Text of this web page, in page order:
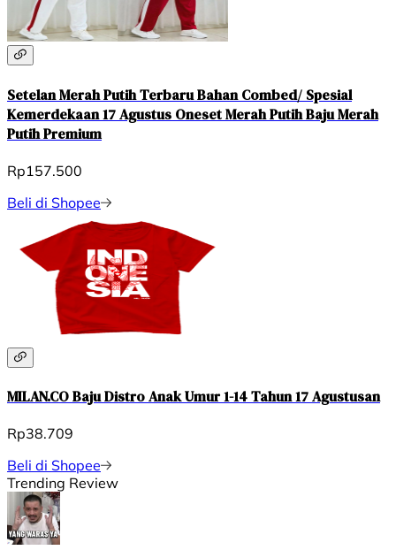
Setelan Merah Putih Terbaru Bahan Combed/ Spesial
Kemerdekaan 17 Agustus Oneset Merah Putih Baju Merah
Putih Premium
Rp157.500
Beli di Shopee
MILAN.CO Baju Distro Anak Umur 1-14 Tahun 17 Agustusan
Rp38.709
Beli di Shopee
Trending Review